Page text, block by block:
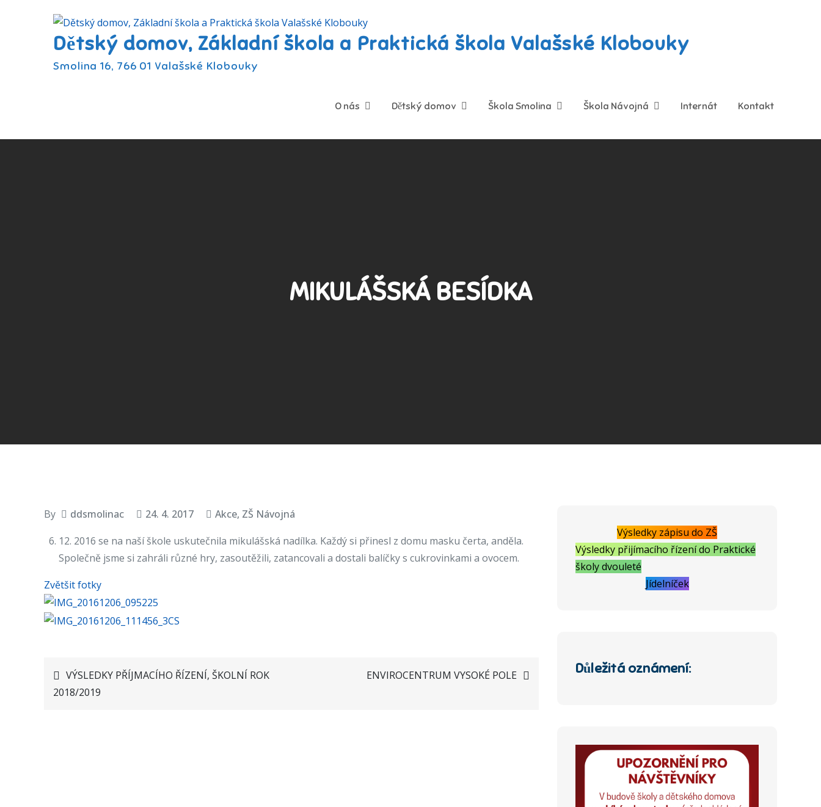
Dětský domov, Základní škola a Praktická škola Valašské Klobouky
Smolina 16, 766 01 Valašské Klobouky
O nás Dětský domov Škola Smolina Škola Návojná Internát Kontakt
MIKULÁŠSKÁ BESÍDKA
By ddsmolinac 24. 4. 2017
Akce, ZŠ Návojná
12. 2016 se na naší škole uskutečnila mikulášská nadílka. Každý si přinesl z domu masku čerta, anděla.
Společně jsme si zahráli různé hry, zasoutěžili, zatancovali a dostali balíčky s cukrovinkami a ovocem.
Zvětšit fotky
Navigace
VÝSLEDKY PŘÍJMACÍHO ŘÍZENÍ, ŠKOLNÍ ROK
2018/2019
ENVIROCENTRUM VYSOKÉ POLE
Výsledky zápisu do ZŠ
Výsledky přijímacího řízení do Praktické
školy dvouleté
Jídelníček
Důležitá oznámení: